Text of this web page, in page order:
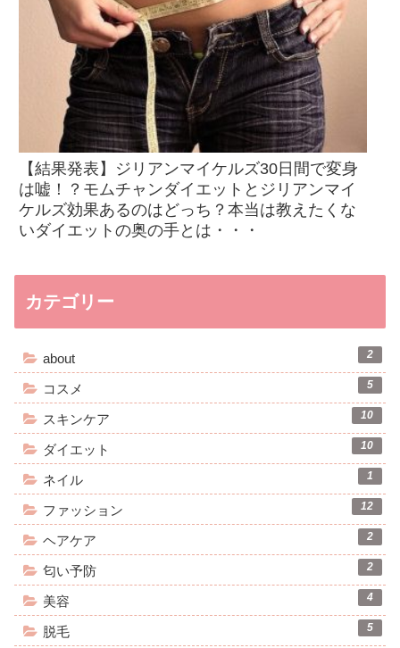
【結果発表】ジリアンマイケルズ30日間で変身
は嘘！？モムチャンダイエットとジリアンマイ
ケルズ効果あるのはどっち？本当は教えたくな
いダイエットの奥の手とは・・・
カテゴリー
about 2
コスメ 5
スキンケア 10
ダイエット 10
ネイル 1
ファッション 12
ヘアケア 2
匂い予防 2
美容 4
脱毛 5